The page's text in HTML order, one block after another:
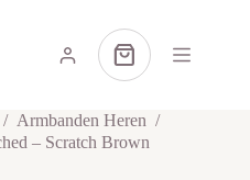
Winkelwagen
/ Armbanden Heren /
– Scratch Brown